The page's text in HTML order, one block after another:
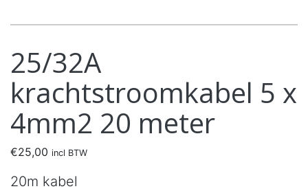
25/32A
krachtstroomkabel 5 x
4mm2 20 meter
€25,00 incl BTW
20m kabel